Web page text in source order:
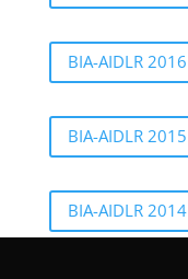
BIA-AIDLR 2016
BIA-AIDLR 2015
BIA-AIDLR 2014